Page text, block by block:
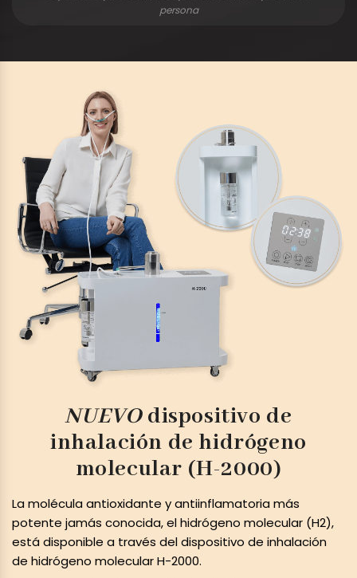
persona
NUEVO dispositivo de
inhalación de hidrógeno
molecular (H-2000)
La molécula antioxidante y antiinflamatoria más
potente jamás conocida, el hidrógeno molecular (H2),
está disponible a través del dispositivo de inhalación
de hidrógeno molecular H-2000.